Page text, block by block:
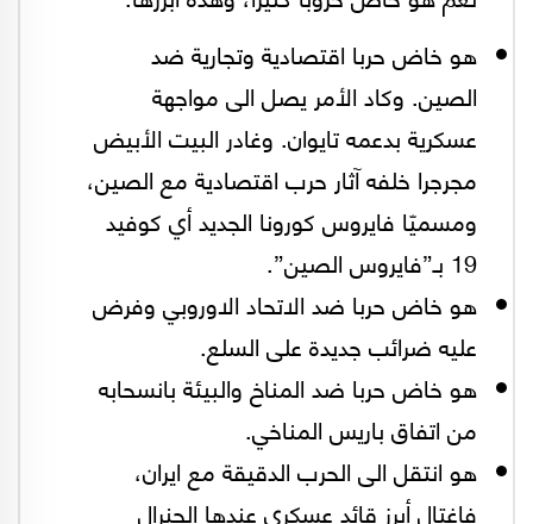
هو خاض حربا اقتصادية وتجارية ضد
الصين. وكاد الأمر يصل الى مواجهة
عسكرية بدعمه تايوان. وغادر البيت الأبيض
مجرجرا خلفه آثار حرب اقتصادية مع الصين،
ومسميّا فايروس كورونا الجديد أي كوفيد
19 بـ”فايروس الصين”.
هو خاض حربا ضد الاتحاد الاوروبي وفرض
عليه ضرائب جديدة على السلع.
هو خاض حربا ضد المناخ والبيئة بانسحابه
من اتفاق باريس المناخي.
هو انتقل الى الحرب الدقيقة مع ايران،
فاغتال أبرز قائد عسكري عندها الجنرال